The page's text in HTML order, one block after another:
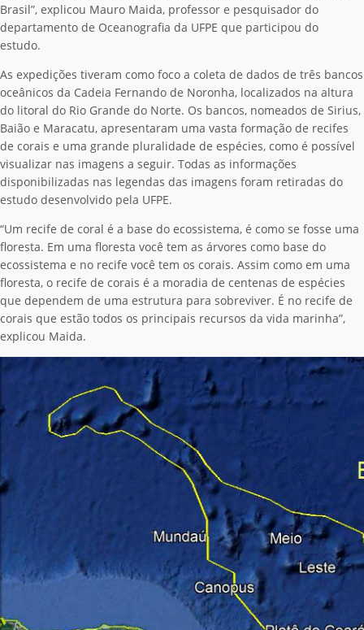
Brasil”, explicou Mauro Maida, professor e pesquisador do
departamento de Oceanografia da UFPE que participou do
estudo.
As expedições tiveram como foco a coleta de dados de três bancos
oceânicos da Cadeia Fernando de Noronha, localizados na altura
do litoral do Rio Grande do Norte. Os bancos, nomeados de Sirius,
Baião e Maracatu, apresentaram uma vasta formação de recifes
de corais e uma grande pluralidade de espécies, como é possível
visualizar nas imagens a seguir. Todas as informações
disponibilizadas nas legendas das imagens foram retiradas do
estudo desenvolvido pela UFPE.
“Um recife de coral é a base do ecossistema, é como se fosse uma
floresta. Em uma floresta você tem as árvores como base do
ecossistema e no recife você tem os corais. Assim como em uma
floresta, o recife de corais é a moradia de centenas de espécies
que dependem de uma estrutura para sobreviver. É no recife de
corais que estão todos os principais recursos da vida marinha”,
explicou Maida.